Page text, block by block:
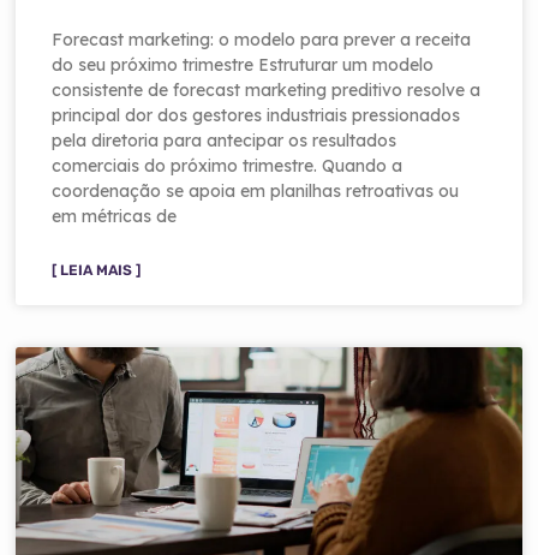
Forecast marketing: o modelo para prever a receita
do seu próximo trimestre Estruturar um modelo
consistente de forecast marketing preditivo resolve a
principal dor dos gestores industriais pressionados
pela diretoria para antecipar os resultados
comerciais do próximo trimestre. Quando a
coordenação se apoia em planilhas retroativas ou
em métricas de
[ LEIA MAIS ]